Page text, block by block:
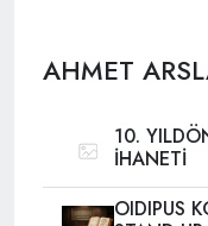
AHMET
10.
İHANETİ
OIDIPUS